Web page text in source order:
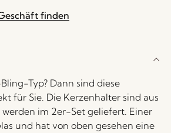
finden
Typ? Dann sind diese
für Sie. Die Kerzenhalter sind aus
im 2er-Set geliefert. Einer
und hat von oben gesehen eine